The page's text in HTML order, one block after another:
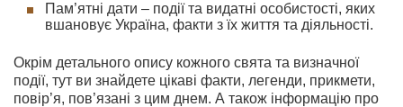
Пам’ятні дати – події та видатні особистості, яких
вшановує Україна, факти з їх життя та діяльності.
Окрім детального опису кожного свята та визначної
події, тут ви знайдете цікаві факти, легенди, прикмети,
повір’я, пов’язані з цим днем. А також інформацію про